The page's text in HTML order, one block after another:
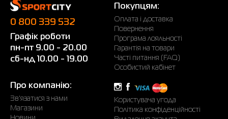
0 800 339 532
Графік роботи
пн-пт 9.00 - 20.00
сб-нд 10.00 - 19.00
Покупцям:
Оплата і доставка
Повернення
Програма лояльності
Гарантія на товари
Часті питання (FAQ)
Особистий кабінет
Про компанію:
Зв'язатися з нами
Магазини
Користувача угода
Політика конфіденційності